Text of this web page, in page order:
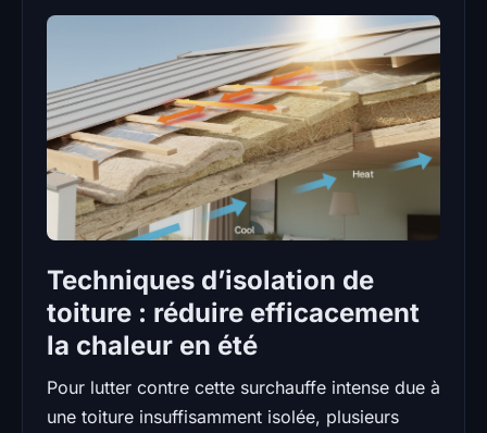
Techniques d’isolation de
toiture : réduire efficacement
la chaleur en été
Pour lutter contre cette surchauffe intense due à
une toiture insuffisamment isolée, plusieurs